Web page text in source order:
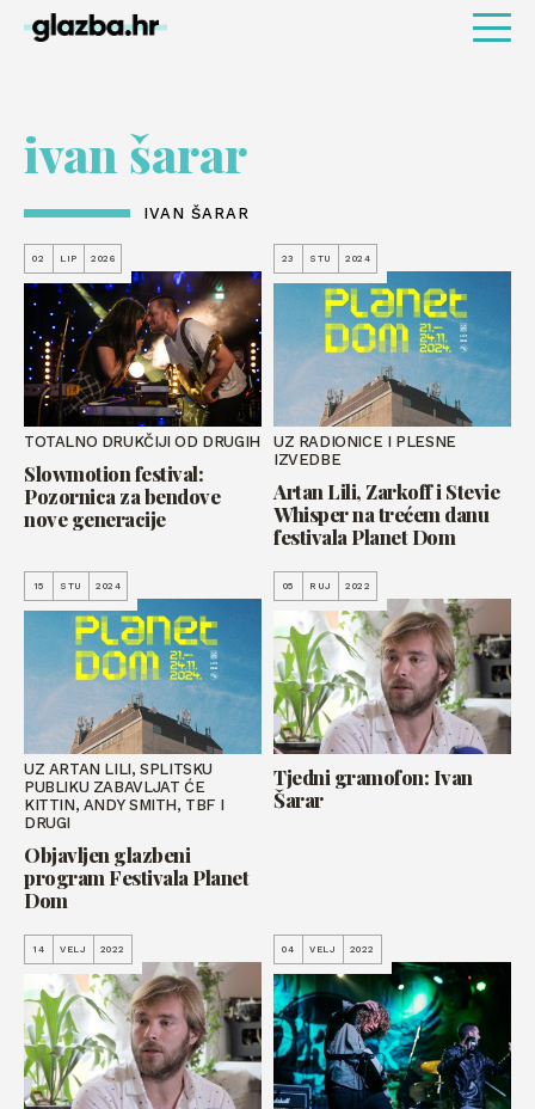
ivan šarar
IVAN ŠARAR
02 LIP 2026
TOTALNO DRUKČIJI OD DRUGIH
Slowmotion festival:
Pozornica za bendove
nove generacije
23 STU 2024
UZ RADIONICE I PLESNE
IZVEDBE
Artan Lili, Zarkoff i Stevie
Whisper na trećem danu
festivala Planet Dom
15 STU 2024
UZ ARTAN LILI, SPLITSKU
PUBLIKU ZABAVLJAT ĆE
KITTIN, ANDY SMITH, TBF I
DRUGI
Objavljen glazbeni
program Festivala Planet
Dom
05 RUJ 2022
Tjedni gramofon: Ivan
Šarar
14 VELJ 2022 04 VELJ 2022